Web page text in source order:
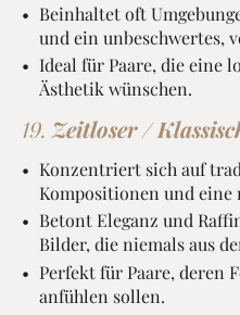
Beinhaltet oft
und ein unbeschwertes,
Ideal für Paare, die eine
Ästhetik wünschen.
19. Zeitloser /
Konzentriert sich auf
Kompositionen und eine
Betont Eleganz und
Bilder, die niemals aus
Perfekt für Paare, deren
anfühlen sollen.